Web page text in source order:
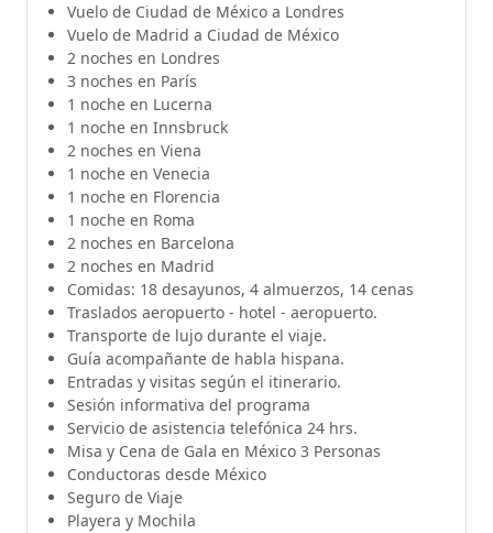
Vuelo de Ciudad de México a Londres
Vuelo de Madrid a Ciudad de México
2 noches en Londres
3 noches en París
1 noche en Lucerna
1 noche en Innsbruck
2 noches en Viena
1 noche en Venecia
1 noche en Florencia
1 noche en Roma
2 noches en Barcelona
2 noches en Madrid
Comidas: 18 desayunos, 4 almuerzos, 14 cenas
Traslados aeropuerto - hotel - aeropuerto.
Transporte de lujo durante el viaje.
Guía acompañante de habla hispana.
Entradas y visitas según el itinerario.
Sesión informativa del programa
Servicio de asistencia telefónica 24 hrs.
Misa y Cena de Gala en México 3 Personas
Conductoras desde México
Seguro de Viaje
Playera y Mochila